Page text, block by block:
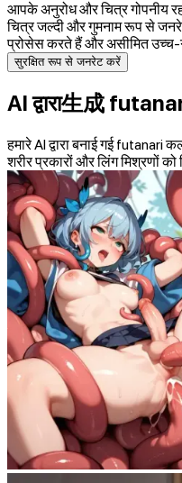
आपके अनुरोध और चित्र गोपनीय
चित्र जल्दी और गुमनाम रूप से
प्रोसेस करते हैं और असीमित
सुरक्षित रूप से जनरेट करें
AI द्वारा生成
हमारे AI द्वारा बनाई गई
शरीर प्रकारों और लिंग मिश्रणों